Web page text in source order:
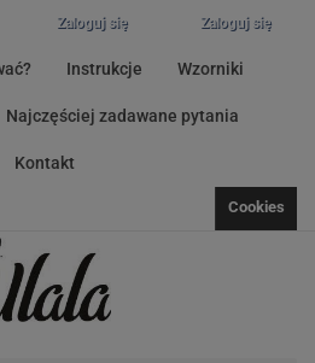
Zaloguj się
Zaloguj się
Instrukcje Wzorniki
Najczęściej zadawane pytania
Kontakt
Cookies